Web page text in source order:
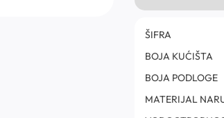
ŠIFRA
BOJA KUĆIŠTA
BOJA PODLOGE
MATERIJAL